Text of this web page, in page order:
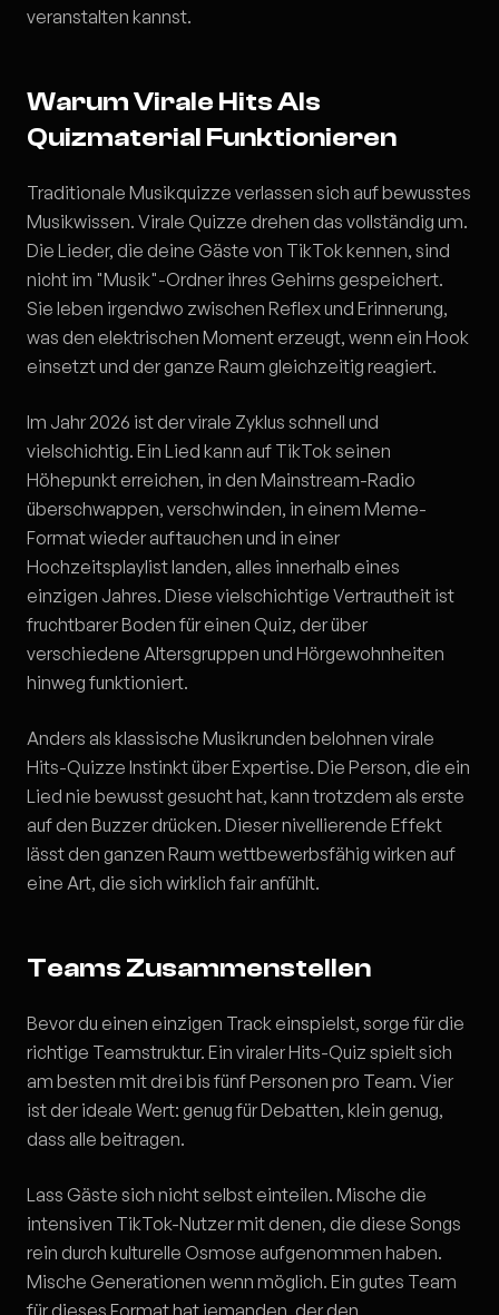
veranstalten kannst.
Warum Virale Hits Als
Quizmaterial Funktionieren
Traditionale Musikquizze verlassen sich auf bewusstes
Musikwissen. Virale Quizze drehen das vollständig um.
Die Lieder, die deine Gäste von TikTok kennen, sind
nicht im "Musik"-Ordner ihres Gehirns gespeichert.
Sie leben irgendwo zwischen Reflex und Erinnerung,
was den elektrischen Moment erzeugt, wenn ein Hook
einsetzt und der ganze Raum gleichzeitig reagiert.
Im Jahr 2026 ist der virale Zyklus schnell und
vielschichtig. Ein Lied kann auf TikTok seinen
Höhepunkt erreichen, in den Mainstream-Radio
überschwappen, verschwinden, in einem Meme-
Format wieder auftauchen und in einer
Hochzeitsplaylist landen, alles innerhalb eines
einzigen Jahres. Diese vielschichtige Vertrautheit ist
fruchtbarer Boden für einen Quiz, der über
verschiedene Altersgruppen und Hörgewohnheiten
hinweg funktioniert.
Anders als klassische Musikrunden belohnen virale
Hits-Quizze Instinkt über Expertise. Die Person, die ein
Lied nie bewusst gesucht hat, kann trotzdem als erste
auf den Buzzer drücken. Dieser nivellierende Effekt
lässt den ganzen Raum wettbewerbsfähig wirken auf
eine Art, die sich wirklich fair anfühlt.
Teams Zusammenstellen
Bevor du einen einzigen Track einspielst, sorge für die
richtige Teamstruktur. Ein viraler Hits-Quiz spielt sich
am besten mit drei bis fünf Personen pro Team. Vier
ist der ideale Wert: genug für Debatten, klein genug,
dass alle beitragen.
Lass Gäste sich nicht selbst einteilen. Mische die
intensiven TikTok-Nutzer mit denen, die diese Songs
rein durch kulturelle Osmose aufgenommen haben.
Mische Generationen wenn möglich. Ein gutes Team
für dieses Format hat jemanden, der den